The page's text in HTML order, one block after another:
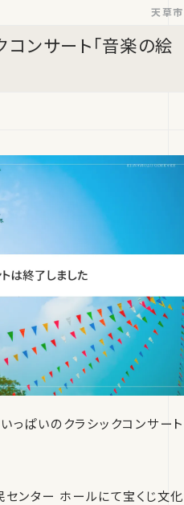
ンサート「音楽の絵
天草市
っぱいのクラシックコンサート
ンター ホールにて宝くじ文化